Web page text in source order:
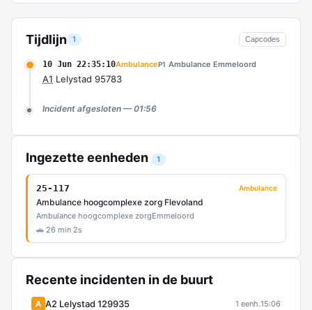
Tijdlijn 1 Capcodes
10 Jun 22:35:10AmbulanceP1 Ambulance Emmeloord
A1 Lelystad 95783
Incident afgesloten — 01:56
Ingezette eenheden 1
25-117 Ambulance
Ambulance hoogcomplexe zorg Flevoland
Ambulance hoogcomplexe zorgEmmeloord
🚗 26 min 2s
Recente incidenten in de buurt
A A2 Lelystad 129935 1 eenh.15:06